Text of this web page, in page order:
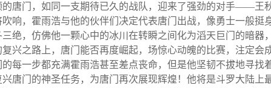
的唐门，如同一支期待已久的战队，迎来了强劲的对手——王
响，霍雨浩与他的伙伴们决定代表唐门出战，像勇士一般挺
绝，仿佛他一颗心中的冰川在转瞬之间化为滔天巨门的暗器
兴之路上，唐门能否再度崛起，场惊心动魄的比赛，注定会
每一步都充满霍雨浩甚至差点丧命，但是他坚韧不拔地寻找
唐门的神圣任务，为唐门再次展现辉煌！他将是斗罗大陆上